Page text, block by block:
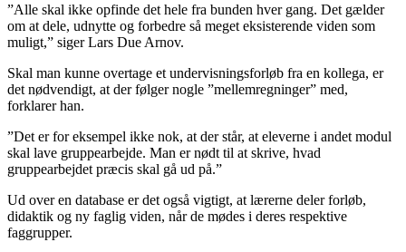
”Alle skal ikke opfinde det hele fra bunden hver gang. Det gælder
om at dele, udnytte og forbedre så meget eksisterende viden som
muligt,” siger Lars Due Arnov.
Skal man kunne overtage et undervisningsforløb fra en kollega, er
det nødvendigt, at der følger nogle ”mellemregninger” med,
forklarer han.
”Det er for eksempel ikke nok, at der står, at eleverne i andet modul
skal lave gruppearbejde. Man er nødt til at skrive, hvad
gruppearbejdet præcis skal gå ud på.”
Ud over en database er det også vigtigt, at lærerne deler forløb,
didaktik og ny faglig viden, når de mødes i deres respektive
faggrupper.